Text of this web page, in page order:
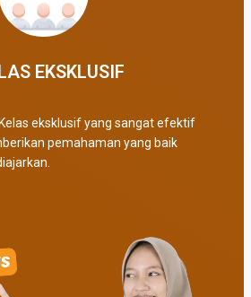
EKSKLUSIF​
eksklusif yang sangat efektif
pemahaman yang baik